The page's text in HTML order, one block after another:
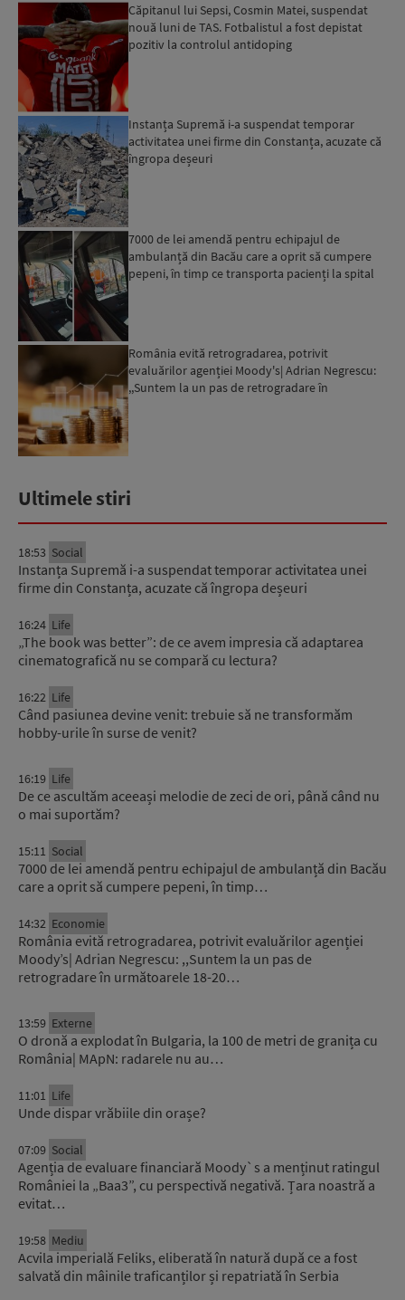
Căpitanul lui Sepsi, Cosmin Matei, suspendat
nouă luni de TAS. Fotbalistul a fost depistat
pozitiv la controlul antidoping
Instanța Supremă i-a suspendat temporar
activitatea unei firme din Constanța, acuzate că
îngropa deșeuri
7000 de lei amendă pentru echipajul de
ambulanță din Bacău care a oprit să cumpere
pepeni, în timp ce transporta pacienți la spital
România evită retrogradarea, potrivit
evaluărilor agenției Moody's| Adrian Negrescu:
,,Suntem la un pas de retrogradare în
Ultimele stiri
18:53 Social
Instanța Supremă i-a suspendat temporar activitatea unei
firme din Constanța, acuzate că îngropa deșeuri
16:24 Life
„The book was better”: de ce avem impresia că adaptarea
cinematografică nu se compară cu lectura?
16:22 Life
Când pasiunea devine venit: trebuie să ne transformăm
hobby-urile în surse de venit?
16:19 Life
De ce ascultăm aceeași melodie de zeci de ori, până când nu
o mai suportăm?
15:11 Social
7000 de lei amendă pentru echipajul de ambulanță din Bacău
care a oprit să cumpere pepeni, în timp…
14:32 Economie
România evită retrogradarea, potrivit evaluărilor agenției
Moody’s| Adrian Negrescu: ,,Suntem la un pas de
retrogradare în următoarele 18-20…
13:59 Externe
O dronă a explodat în Bulgaria, la 100 de metri de granița cu
România| MApN: radarele nu au…
11:01 Life
Unde dispar vrăbiile din orașe?
07:09 Social
Agenția de evaluare financiară Moody`s a menținut ratingul
României la „Baa3”, cu perspectivă negativă. Țara noastră a
evitat…
19:58 Mediu
Acvila imperială Feliks, eliberată în natură după ce a fost
salvată din mâinile traficanților și repatriată în Serbia